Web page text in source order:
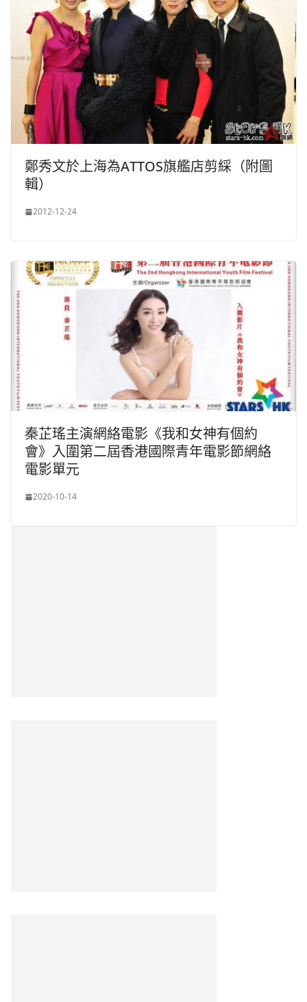
鄭秀文於上海為ATTOS旗艦店剪綵（附圖
輯）
2012-12-24
秦芷瑤主演網絡電影《我和女神有個約
會》入圍第二屆香港國際青年電影節網絡
電影單元
2020-10-14